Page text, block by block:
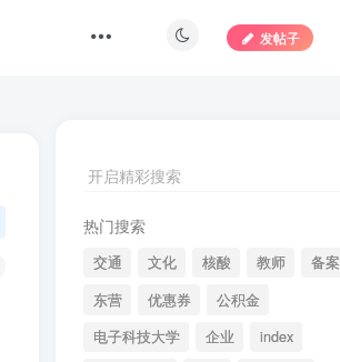
发帖子
开启精彩搜索
热门搜索
交通 文化 核酸 教师
备案
东营
优惠券
公积金
电子科技大学
企业
index